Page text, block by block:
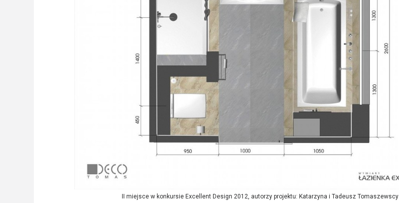
II miejsce w konkursie Excellent Design 2012, autorzy projektu: Katarzyna i Tadeusz Tomaszewscy